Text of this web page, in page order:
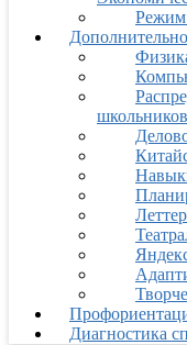
Режим
Диагностика